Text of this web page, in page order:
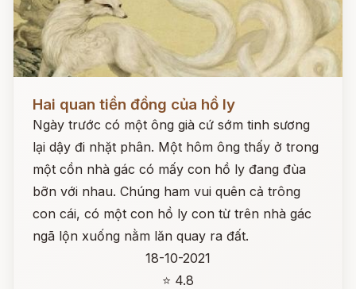
Hai quan tiền đồng của hồ ly
Ngày trước có một ông già cứ sớm tinh sương
lại dậy đi nhặt phân. Một hôm ông thấy ở trong
một cồn nhà gác có mấy con hồ ly đang đùa
bỡn với nhau. Chúng ham vui quên cả trông
con cái, có một con hồ ly con từ trên nhà gác
ngã lộn xuống nằm lăn quay ra đất.
18-10-2021
⭐ 4.8